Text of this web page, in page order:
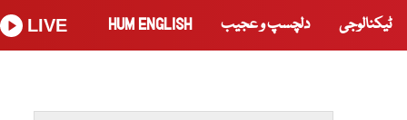
ٹیکنالوجی دلچسپ و عجیب HUM ENGLISH
LIVE